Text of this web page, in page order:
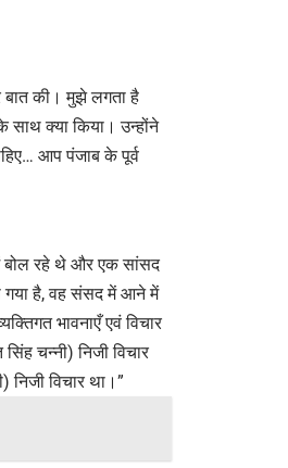
बात की। मुझे लगता है
साथ क्या किया। उन्होंने
आप पंजाब के पूर्व
बोल रहे थे और एक सांसद
गया है, वह संसद में आने में
भावनाएँ एवं विचार
चन्नी) निजी विचार
विचार था।”